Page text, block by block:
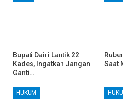
Bupati Dairi Lantik 22
Kades, Ingatkan Jangan
Ganti…
Saat
HUKUM